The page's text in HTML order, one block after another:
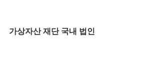
가상자산 재단 국내 법인